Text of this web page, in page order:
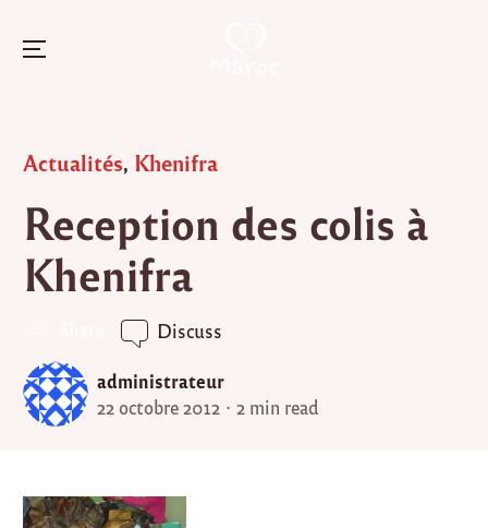
content
Menu
Posted
Actualités, Khenifra
Reception des colis à
Khenifra
administrateur
22 octobre 2012
2 min read
Discuss